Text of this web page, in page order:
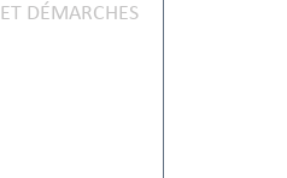
DÉMARCHES